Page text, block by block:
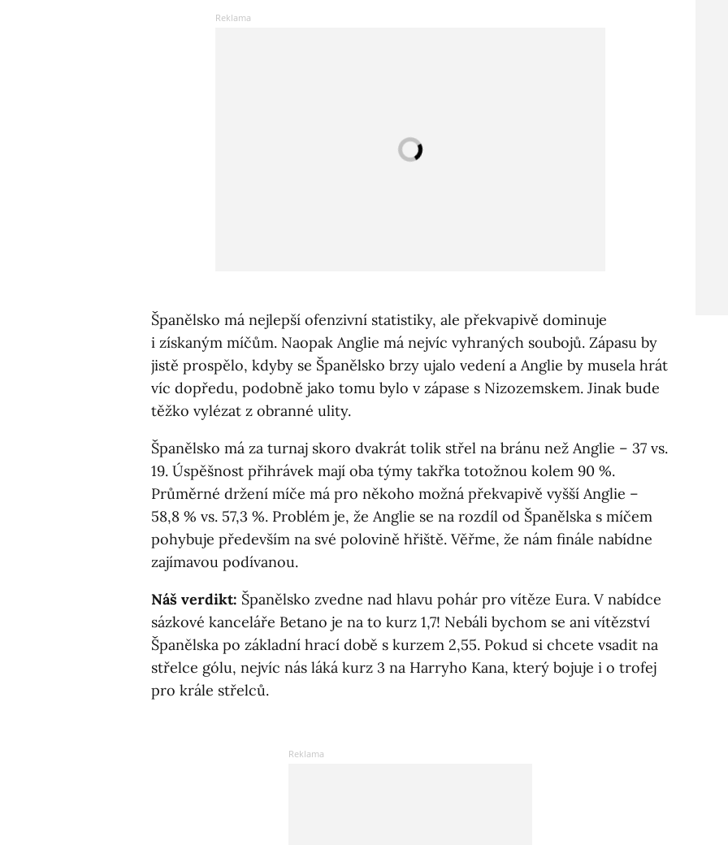
Španělsko má nejlepší ofenzivní statistiky, ale překvapivě dominuje
i získaným míčům. Naopak Anglie má nejvíc vyhraných soubojů. Zápasu by
jistě prospělo, kdyby se Španělsko brzy ujalo vedení a Anglie by musela hrát
víc dopředu, podobně jako tomu bylo v zápase s Nizozemskem. Jinak bude
těžko vylézat z obranné ulity.
Španělsko má za turnaj skoro dvakrát tolik střel na bránu než Anglie – 37 vs.
19. Úspěšnost přihrávek mají oba týmy takřka totožnou kolem 90 %.
Průměrné držení míče má pro někoho možná překvapivě vyšší Anglie –
58,8 % vs. 57,3 %. Problém je, že Anglie se na rozdíl od Španělska s míčem
pohybuje především na své polovině hřiště. Věřme, že nám finále nabídne
zajímavou podívanou.
Náš verdikt: Španělsko zvedne nad hlavu pohár pro vítěze Eura. V nabídce
sázkové kanceláře Betano je na to kurz 1,7! Nebáli bychom se ani vítězství
Španělska po základní hrací době s kurzem 2,55. Pokud si chcete vsadit na
střelce gólu, nejvíc nás láká kurz 3 na Harryho Kana, který bojuje i o trofej
pro krále střelců.